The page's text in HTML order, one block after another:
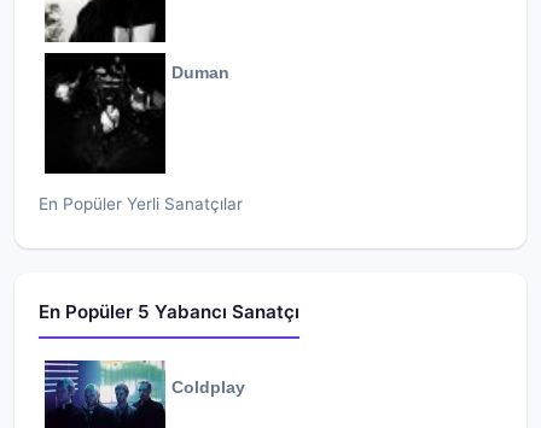
Duman
En Popüler Yerli Sanatçılar
En Popüler 5 Yabancı Sanatçı
Coldplay